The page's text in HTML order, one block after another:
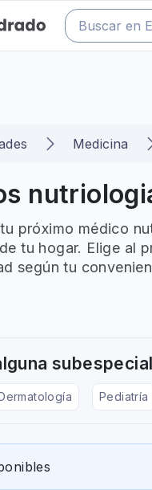
Medicina
próximo médico
tu hogar. Elige al
según tu
Pediatría